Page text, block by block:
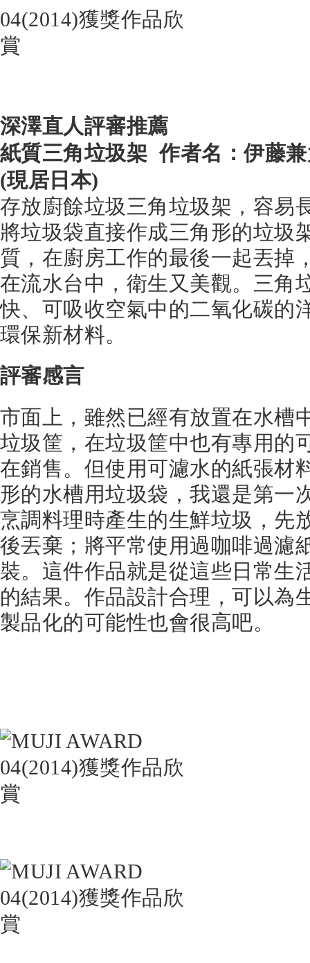
深澤直人評審推薦
紙質三角垃圾架 作者名：伊藤
(現居日本)
存放廚餘垃圾三角垃圾架，容易
將垃圾袋直接作成三角形的垃圾
質，在廚房工作的最後一起丟掉
在流水台中，衛生又美觀。三角
快、可吸收空氣中的二氧化碳的
環保新材料。
評審感言
市面上，雖然已經有放置在水槽
垃圾筐，在垃圾筐中也有專用的
在銷售。但使用可濾水的紙張材
形的水槽用垃圾袋，我還是第一
烹調料理時產生的生鮮垃圾，先
後丟棄；將平常使用過咖啡過濾
裝。這件作品就是從這些日常生
的結果。作品設計合理，可以為
製品化的可能性也會很高吧。